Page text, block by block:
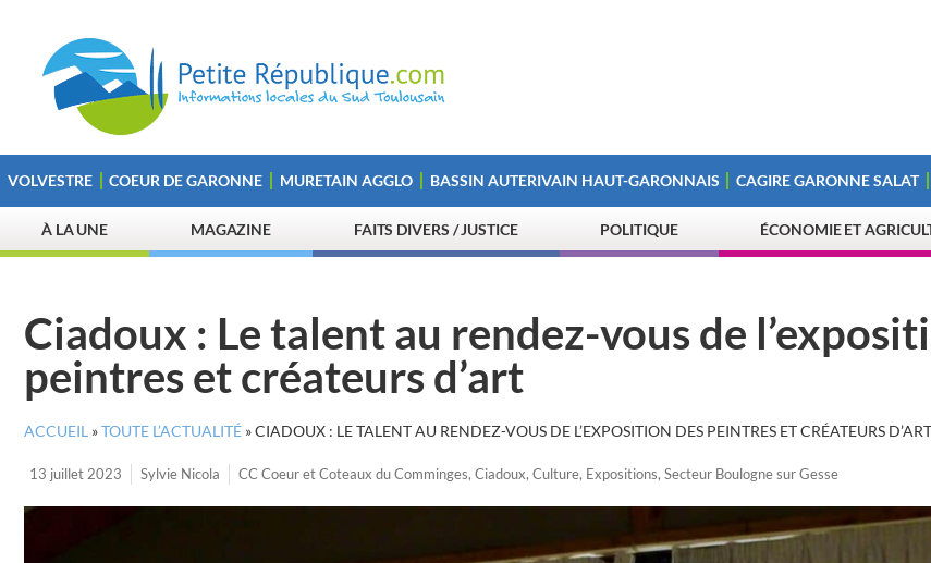
VOLVESTRE COEUR DE GARONNE MURETAIN AGGLO BASSIN AUTERIVAIN HAUT-GARONNAIS CAGIRE GARONNE SALAT
À LA UNE MAGAZINE FAITS DIVERS / JUSTICE POLITIQUE ÉCONOMIE ET
Ciadoux : Le talent au rendez-vous de
peintres et créateurs d’art
ACCUEIL »TOUTE L’ACTUALITÉ »CIADOUX : LE TALENT AU RENDEZ-VOUS DE L’EXPOSITION DES PEINTRES ET CRÉATEURS D’ART
13 juillet 2023 Sylvie Nicola CC Coeur et Coteaux du Comminges, Ciadoux, Culture, Expositions, Secteur Boulogne sur Gesse